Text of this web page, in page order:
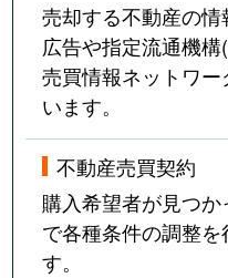
売却する不動産の
広告や指定流通機
売買情報ネットワ
います。
不動産売買契約
購入希望者が見つ
で各種条件の調整
す。